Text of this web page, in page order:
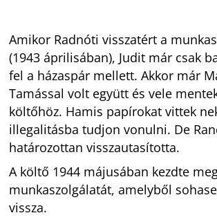
Amikor Radnóti visszatért a
(1943 áprilisában), Judit már csak
fel a házaspár mellett. Akkor már
Tamással volt együtt és vele
költőhöz. Hamis papírokat vittek
illegalitásba tudjon vonulni. De
határozottan visszautasította.
A költő 1944 májusában kezdte
munkaszolgálatát, amelyből
vissza.